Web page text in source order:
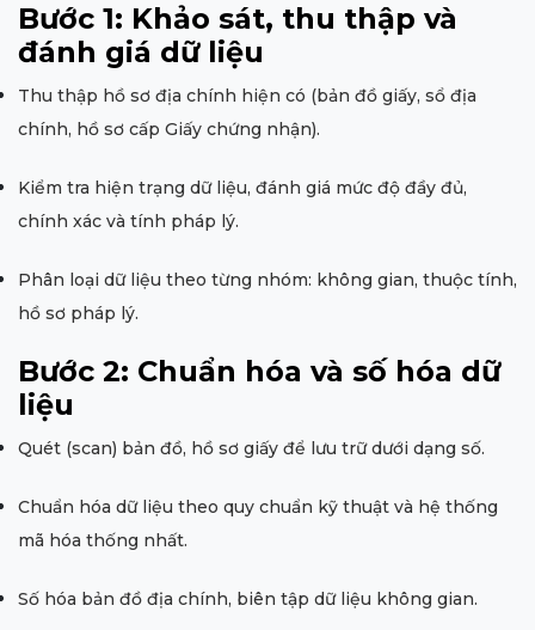
Bước 1: Khảo sát, thu thập và
đánh giá dữ liệu
Thu thập hồ sơ địa chính hiện có (bản đồ giấy, sổ địa
chính, hồ sơ cấp Giấy chứng nhận).
Kiểm tra hiện trạng dữ liệu, đánh giá mức độ đầy đủ,
chính xác và tính pháp lý.
Phân loại dữ liệu theo từng nhóm: không gian, thuộc tính,
hồ sơ pháp lý.
Bước 2: Chuẩn hóa và số hóa dữ
liệu
Quét (scan) bản đồ, hồ sơ giấy để lưu trữ dưới dạng số.
Chuẩn hóa dữ liệu theo quy chuẩn kỹ thuật và hệ thống
mã hóa thống nhất.
Số hóa bản đồ địa chính, biên tập dữ liệu không gian.